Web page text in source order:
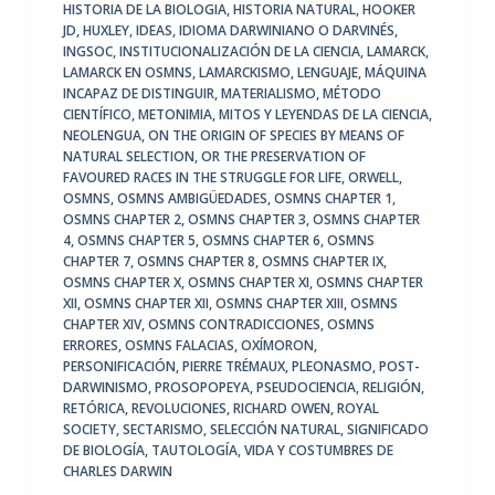
HISTORIA DE LA BIOLOGIA,HISTORIA NATURAL,HOOKER
JD,HUXLEY,IDEAS,IDIOMA DARWINIANO O DARVINÉS,
INGSOC,INSTITUCIONALIZACIÓN DE LA CIENCIA,LAMARCK,
LAMARCK EN OSMNS,LAMARCKISMO,LENGUAJE,MÁQUINA
INCAPAZ DE DISTINGUIR,MATERIALISMO,MÉTODO
CIENTÍFICO,METONIMIA,MITOS Y LEYENDAS DE LA CIENCIA,
NEOLENGUA,ON THE ORIGIN OF SPECIES BY MEANS OF
NATURAL SELECTION,OR THE PRESERVATION OF
FAVOURED RACES IN THE STRUGGLE FOR LIFE,ORWELL,
OSMNS,OSMNS AMBIGÜEDADES,OSMNS CHAPTER 1,
OSMNS CHAPTER 2,OSMNS CHAPTER 3,OSMNS CHAPTER
4,OSMNS CHAPTER 5,OSMNS CHAPTER 6,OSMNS
CHAPTER 7,OSMNS CHAPTER 8,OSMNS CHAPTER IX,
OSMNS CHAPTER X,OSMNS CHAPTER XI,OSMNS CHAPTER
XII,OSMNS CHAPTER XII,OSMNS CHAPTER XIII,OSMNS
CHAPTER XIV,OSMNS CONTRADICCIONES,OSMNS
ERRORES,OSMNS FALACIAS,OXÍMORON,
PERSONIFICACIÓN,PIERRE TRÉMAUX,PLEONASMO,POST-
DARWINISMO,PROSOPOPEYA,PSEUDOCIENCIA,RELIGIÓN,
RETÓRICA,REVOLUCIONES,RICHARD OWEN,ROYAL
SOCIETY,SECTARISMO,SELECCIÓN NATURAL,SIGNIFICADO
DE BIOLOGÍA, TAUTOLOGÍA,VIDA Y COSTUMBRES DE
CHARLES DARWIN